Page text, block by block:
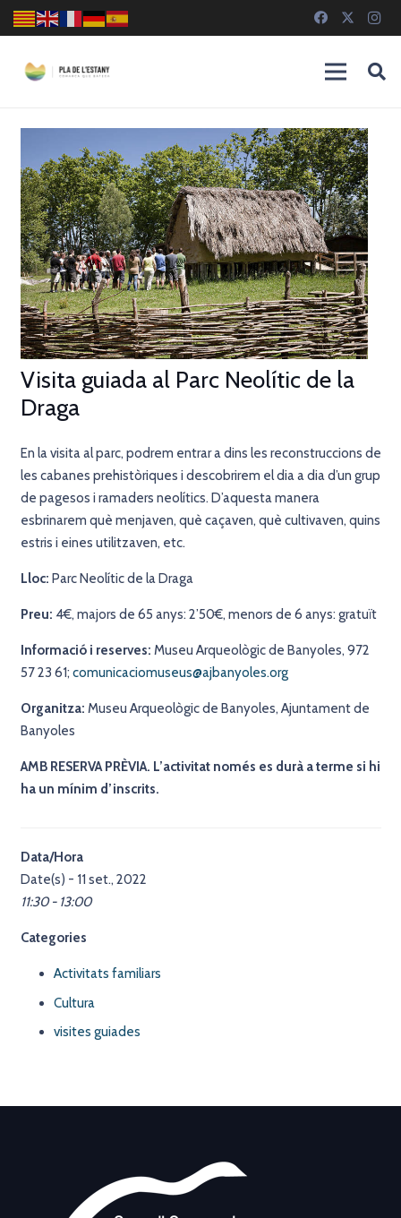
Visita guiada al Parc Neolític de la
Draga
En la visita al parc, podrem entrar a dins les reconstruccions de
les cabanes prehistòriques i descobrirem el dia a dia d’un grup
de pagesos i ramaders neolítics. D’aquesta manera
esbrinarem què menjaven, què caçaven, què cultivaven, quins
estris i eines utilitzaven, etc.
Lloc: Parc Neolític de la Draga
Preu: 4€, majors de 65 anys: 2’50€, menors de 6 anys: gratuït
Informació i reserves: Museu Arqueològic de Banyoles, 972
57 23 61; comunicaciomuseus@ajbanyoles.org
Organitza: Museu Arqueològic de Banyoles, Ajuntament de
Banyoles
AMB RESERVA PRÈVIA. L’activitat només es durà a terme si hi
ha un mínim d’inscrits.
Data/Hora
Date(s) - 11 set., 2022
11:30 - 13:00
Categories
Activitats familiars
Cultura
visites guiades